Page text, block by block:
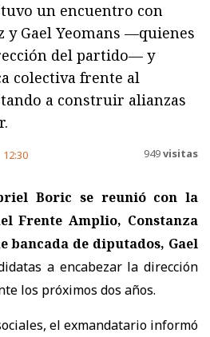
un encuentro con
y Gael Yeomans —quienes
del partido— y
colectiva frente al
a construir alianzas
12:30 949visitas
Boric se reunió con la
Frente Amplio, Constanza
bancada de diputados, Gael
a encabezar la dirección
los próximos dos años.
el exmandatario informó